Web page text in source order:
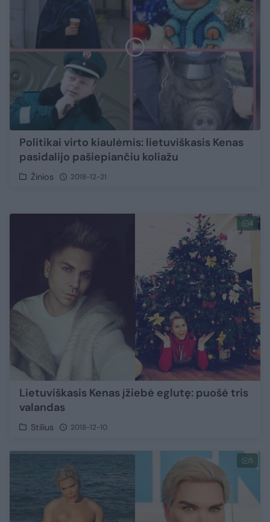
Politikai virto kiaulėmis: lietuviškasis Kenas
pasidalijo pašiepiančiu koliažu
Žinios 2018-12-21
4
Lietuviškasis Kenas įžiebė eglutę: puošė tris
valandas
Stilius 2018-12-10
5